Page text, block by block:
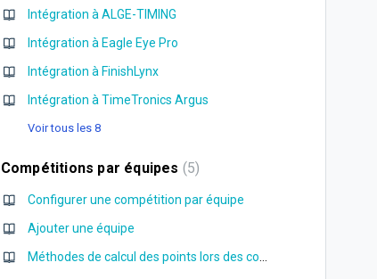
Intégration à ALGE-TIMING
Intégration à Eagle Eye Pro
Intégration à FinishLynx
Intégration à TimeTronics Argus
Voir tous les 8
Compétitions par équipes 5
Configurer une compétition par équipe
Ajouter une équipe